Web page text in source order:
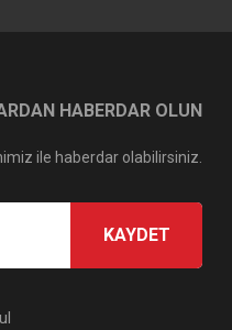
HABERDAR OLUN
ile haberdar olabilirsiniz.
KAYDET